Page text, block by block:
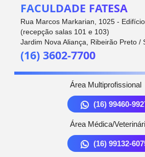
FACULDADE FATESA
Rua Marcos Markarian, 1025 - Edifício
(recepção salas 101 e 103)
Jardim Nova Aliança, Ribeirão Preto /
(16) 3602-7700
Área Multiprofissional
(16) 99460-
Área Médica/
(16) 99132-